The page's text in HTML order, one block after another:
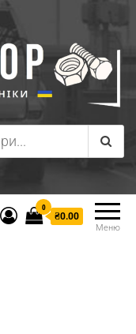
Меню
0
₴0.00